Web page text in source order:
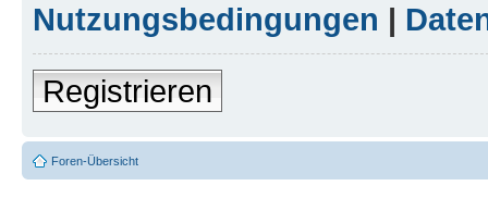
Nutzungsbedingungen |
Registrieren
Foren-Übersicht